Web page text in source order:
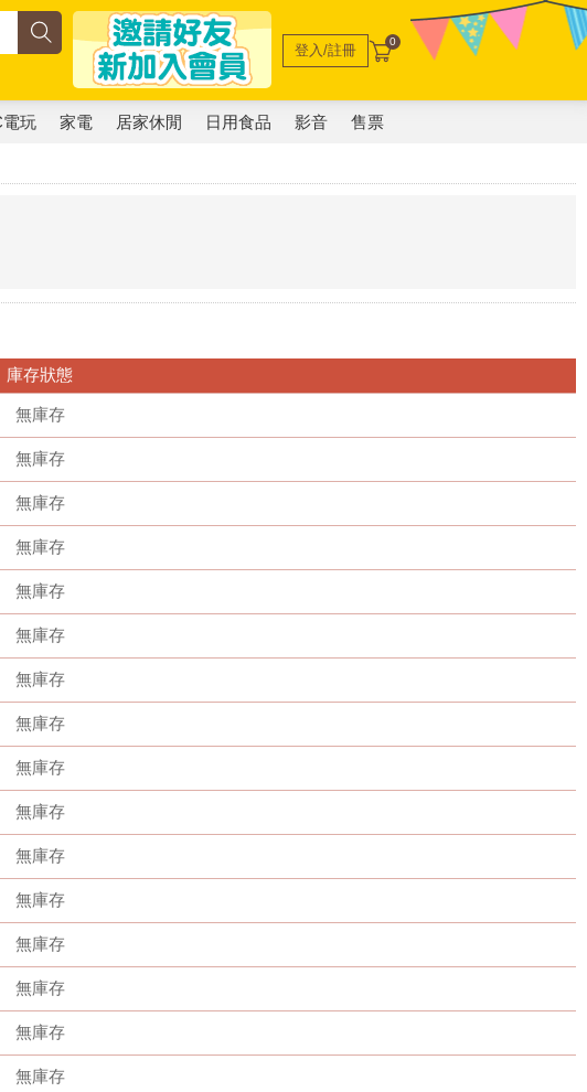
登入/註冊 0
電玩 家電 居家休閒 日用食品 影音 售票
庫存狀態
無庫存
無庫存
無庫存
無庫存
無庫存
無庫存
無庫存
無庫存
無庫存
無庫存
無庫存
無庫存
無庫存
無庫存
無庫存
無庫存